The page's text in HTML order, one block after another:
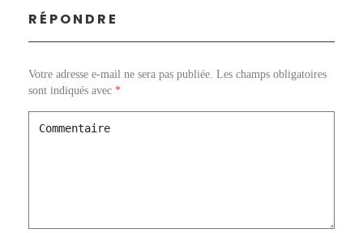
RÉPONDRE
Votre adresse e-mail ne sera pas publiée. Les champs obligatoires
sont indiqués avec *